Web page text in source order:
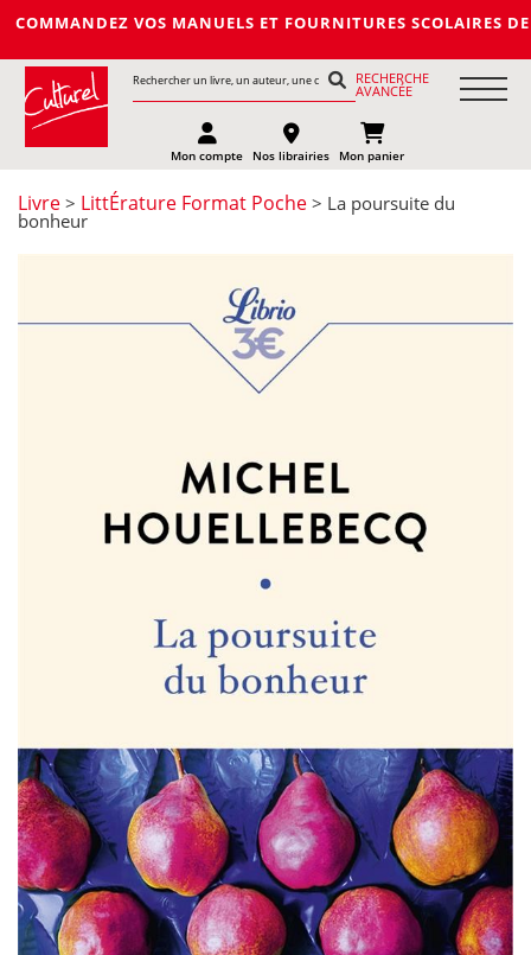
VOS MANUELS ET FOURNITURES SCOLAIRES
RECHERCHE
AVANCÉE
Mon compte Nos librairies Mon panier
Livre > LittÉrature Format Poche > La poursuite du
bonheur